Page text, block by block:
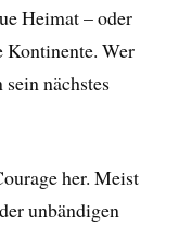
Heimat – oder
Kontinente. Wer
nächstes
her. Meist
unbändigen